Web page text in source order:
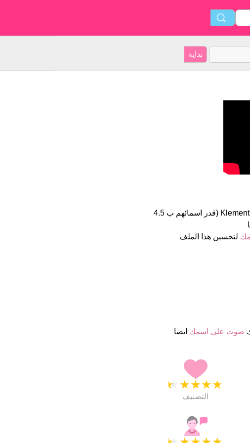
Klementina هو اسم فتاة. على موقعنا 15 الأشخاص بأسم Klementina (قدر اسمائهم ب 4.5
لتحسين هذا الملف
صوت على اسمك ايضا
★
★
★
★
★
التصنيف